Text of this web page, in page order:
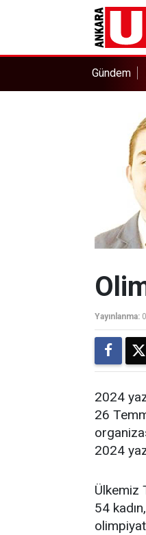
Gündem
Yayınlanma:
2024
26
2024
Ülkemiz
54